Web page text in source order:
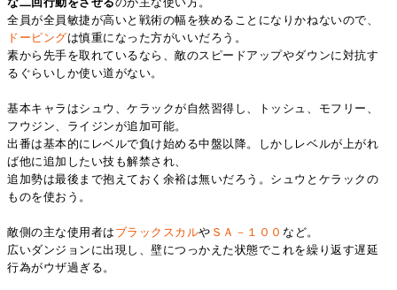
全員が全員敏捷が高いと戦術の幅を狭めることになりかねないので、
ドーピングは慎重になった方がいいだろう。
素から先手を取れているなら、敵のスピードアップやダウンに対抗す
るぐらいしか使い道がない。
基本キャラはシュウ、ケラックが自然習得し、トッシュ、モフリー、
フウジン、ライジンが追加可能。
出番は基本的にレベルで負け始める中盤以降。しかしレベルが上がれ
ば他に追加したい技も解禁され、
追加勢は最後まで抱えておく余裕は無いだろう。シュウとケラックの
ものを使おう。
敵側の主な使用者は ブラックスカルや ＳＡ－１００ など。
広いダンジョンに出現し、壁につっかえた状態でこれを繰り返す遅延
行為がウザ過ぎる。